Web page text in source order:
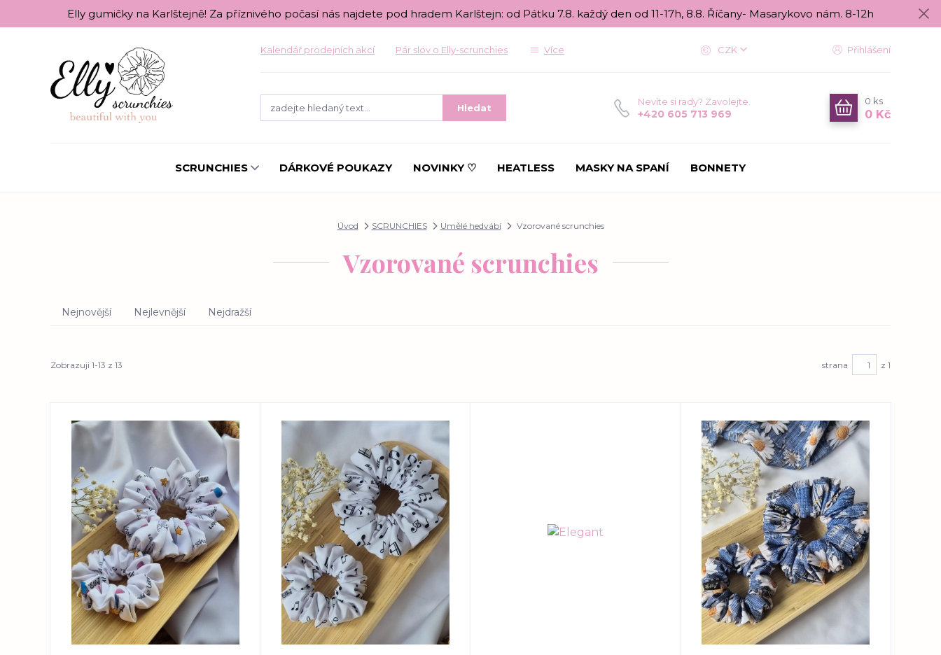
Elly gumičky na Karlštejně! Za příznivého počasí nás najdete pod hradem Karlštejn: od Pátku 7.8. každý den od 11-17h, 8.8. Říčany- Masarykovo nám. 8-12h
Kalendář prodejních akcí Pár slov o Elly-scrunchies Více CZK Přihlášení
Hledat
Nevíte si rady? Zavolejte.
+420 605 713 969
0 ks
0 Kč
SCRUNCHIES DÁRKOVÉ POUKAZY NOVINKY ♡ HEATLESS MASKY NA SPANÍ BONNETY
Úvod SCRUNCHIES Umělé hedvábí Vzorované scrunchies
Vzorované scrunchies
Nejnovější Nejlevnější Nejdražší
Zobrazuji 1-13 z 13 strana z 1